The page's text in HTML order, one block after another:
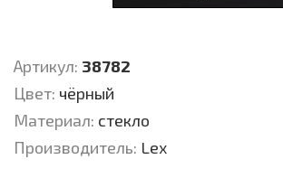
Артикул: 38782
Цвет: чёрный
Материал: стекло
Производитель: Lex